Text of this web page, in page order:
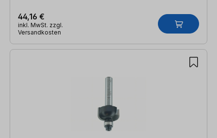
44,16 €
inkl. MwSt. zzgl.
Versandkosten